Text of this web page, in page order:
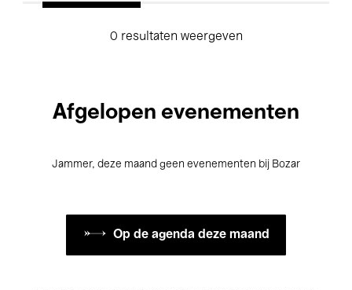
0 resultaten weergeven
Afgelopen evenementen
Jammer, deze maand geen evenementen bij Bozar
Op de agenda deze maand